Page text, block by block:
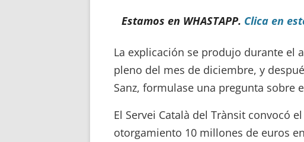
Estamos en WHASTAPP. Clica en
La explicación se produjo durante el
pleno del mes de diciembre, y
Sanz, formulase una pregunta sobre
El Servei Català del Trànsit convocó
otorgamiento 10 millones de euros